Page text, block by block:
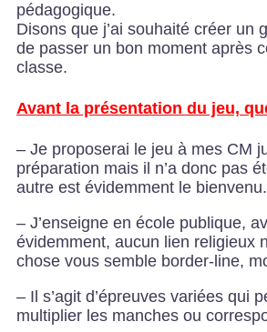
pédagogique.
Disons que j’ai souhaité créer un
de passer un bon moment après
classe.
Avant la présentation du jeu,
– Je proposerai le jeu à mes CM
préparation mais il n’a donc pas
autre est évidemment le bienvenu.
– J’enseigne en école publique,
évidemment, aucun lien religieux
chose vous semble border-line,
– Il s’agit d’épreuves variées qui
multiplier les manches ou